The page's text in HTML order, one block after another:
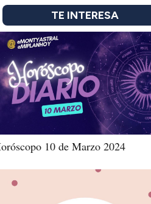
TE INTERESA
10 de Marzo 2024